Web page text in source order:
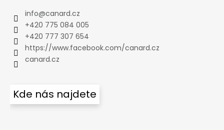
info@canard.cz
+420 775 084 005
+420 777 307 654
https://www.facebook.com/canard.cz
canard.cz
Kde nás najdete